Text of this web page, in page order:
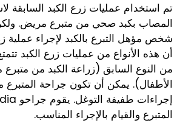
تم استخدام عمليات زرع الكبد السابقة
المصاب بكبد صحي من متبرع مريض.
شخص مؤهل التبرع بالكبد لإجراء عملية
أن هذه الأنواع من عمليات زرع الكبد
من النوع السابق (زراعة الكبد من
الأطفال). يمكن أن تكون جراحة المتبرع
المتبرع والقيام بالإجراء المناسب.